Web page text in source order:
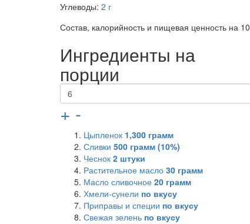
Углеводы: 2 г
Состав, калорийность и пищевая ценность на
Ингредиенты на
порции
+ -
Цыпленок 1,300 грамм
Сливки 500 грамм (10%)
Чеснок 2 штуки
Растительное масло 30 грамм
Масло сливочное 20 грамм
Хмели-сунели по вкусу
Приправы и специи по вкусу
Свежая зелень по вкусу